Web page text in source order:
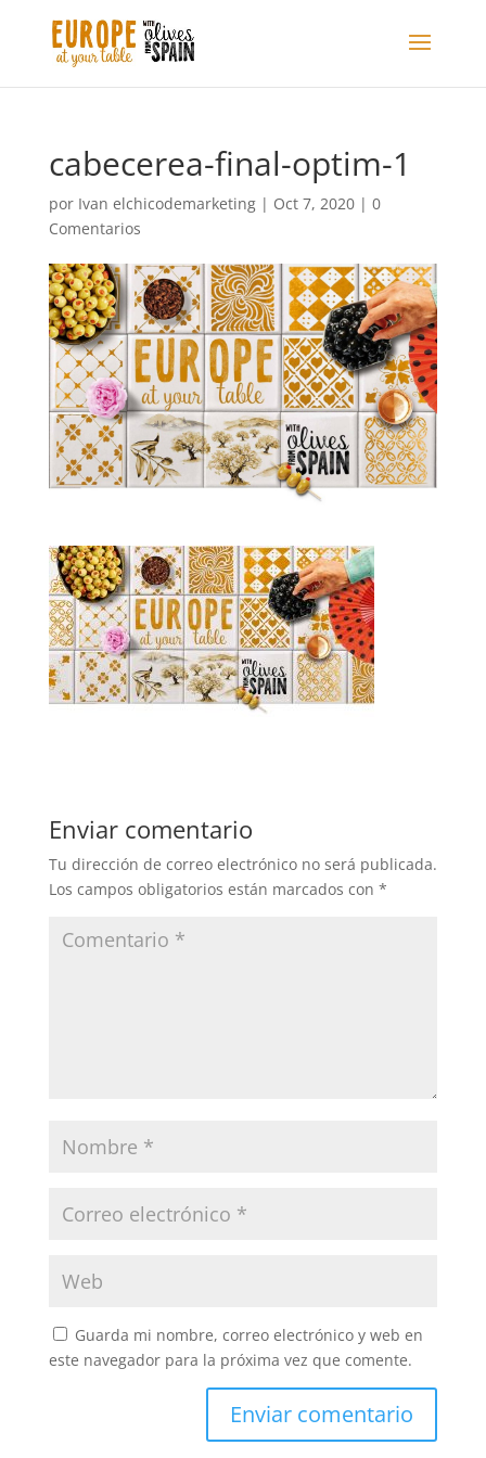
cabecerea-final-optim-1
por Ivan elchicodemarketing| Oct 7, 2020| 0
Comentarios
Enviar comentario
Tu dirección de correo electrónico no será publicada.
Los campos obligatorios están marcados con *
Guarda mi nombre, correo electrónico y web en
este navegador para la próxima vez que comente.